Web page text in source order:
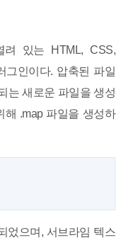
려 있는 HTML, CSS,
그인이다. 압축된 파일
는 새로운 파일을 생성
해 .map 파일을 생성하
었으며, 서브라임 텍스